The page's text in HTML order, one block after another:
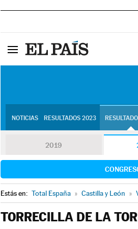
NOTICIAS RESULTADOS 2023
2019
Estás en: Total España » Castilla y León »
TORRECILLA DE LA